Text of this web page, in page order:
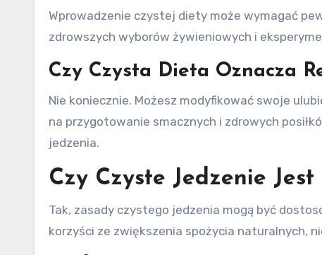
Wprowadzenie czystej diety może wymagać
zdrowszych wyborów żywieniowych i
Czy Czysta Dieta Oznacza
Nie koniecznie. Możesz modyfikować swoje
na przygotowanie smacznych i zdrowych
jedzenia.
Czy Czyste Jedzenie
Tak, zasady czystego jedzenia mogą być
korzyści ze zwiększenia spożycia naturalnych,